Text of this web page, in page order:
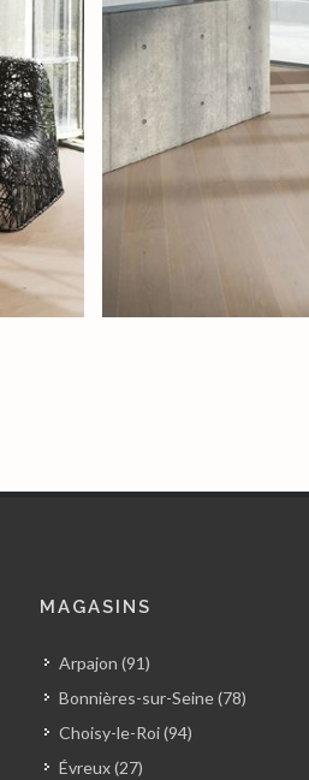
MAGASINS
Arpajon (91)
Bonnières-sur-Seine (78)
Choisy-le-Roi (94)
Évreux (27)